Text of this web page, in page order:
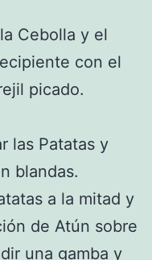
Cebolla y el
con el
picado.
las Patatas y
blandas.
a la mitad y
de Atún sobre
una gamba y